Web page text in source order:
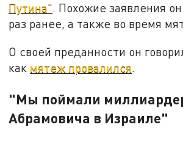
Путина". Похожие заявления
раз ранее, а также во время
О своей преданности он
как мятеж провалился.
"Мы поймали
Абрамовича в Израиле"